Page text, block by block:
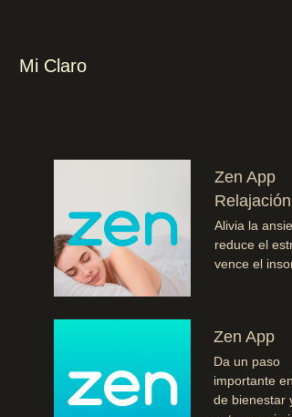
Mi Claro
Zen App
Relajación
Alivia la
reduce el
vence el
Zen App
Da un paso
importante
de bienestar